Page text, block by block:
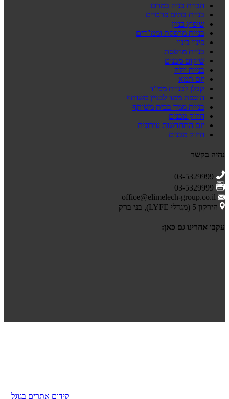
חברת בניה במרכז
בניית בתים פרטיים
שיפוץ בניין
בניית מרפסת וממ"דים
פינוי בינוי
בניית מרפסת
שיקום מבנים
בניית וילה
יזם תמא
קבלן לבניית ממ"ד
הוספת ממד לבניין משותף
בניית ממד בבית משותף
חיזוק מבנים
יזם התחדשות עירונית
חיזוק מבנים
נהיה בקשר
הירקון 5 (מגדלי LYFE), בני ברק
עקבו אחרינו גם כאן:
קידום אתרים בגוגל